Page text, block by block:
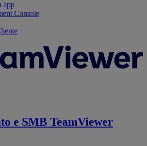
app
Console
e SMB TeamViewer